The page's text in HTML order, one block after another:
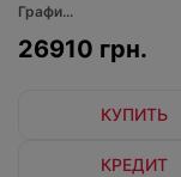
Графи...
26910 грн.
КУПИТЬ
КРЕДИТ